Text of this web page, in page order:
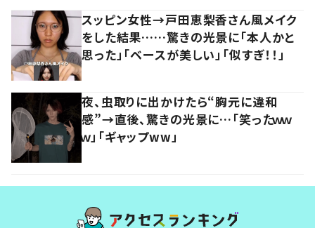
スッピン女性→戸田恵梨香さん風メイク
をした結果……驚きの光景に「本人かと
思った」「ベースが美しい」「似すぎ！！」
夜、虫取りに出かけたら“胸元に違和
感”→直後、驚きの光景に…「笑ったｗｗ
ｗ」「ギャップww」